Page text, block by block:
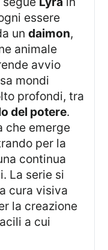
essere
undaimon,
animale
avvio
mondi
profondi, tra
del potere.
che emerge
per la
continua
La serie si
cura visiva
la creazione
a cui